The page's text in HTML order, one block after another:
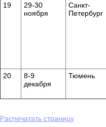
19
29-30
ноября
Санкт-
Петербург
20
8-9
декабря
Тюмень
Распечатать страницу